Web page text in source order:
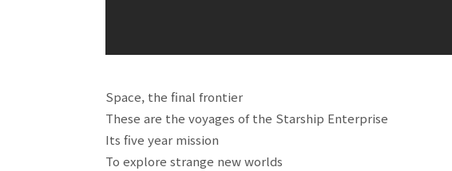
Space, the final frontier
These are the voyages of the Starship Enterprise
Its five year mission
To explore strange new worlds